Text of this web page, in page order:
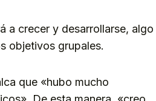
a crecer y desarrollarse, algo
objetivos grupales.
que «hubo mucho